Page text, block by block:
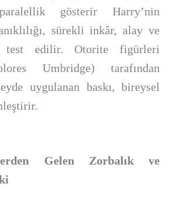
gösterir Harry’nin
sürekli inkâr, alay ve
test edilir. Otorite figürleri
Umbridge) tarafından
uygulanan baskı, bireysel
Gelen Zorbalık ve